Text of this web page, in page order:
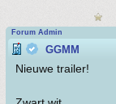
Forum Admin
GGMM
Nieuwe trailer!